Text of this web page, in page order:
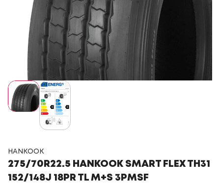
HANKOOK
275/70R22.5 HANKOOK SMART FLEX TH31
152/148J 18PR TL M+S 3PMSF